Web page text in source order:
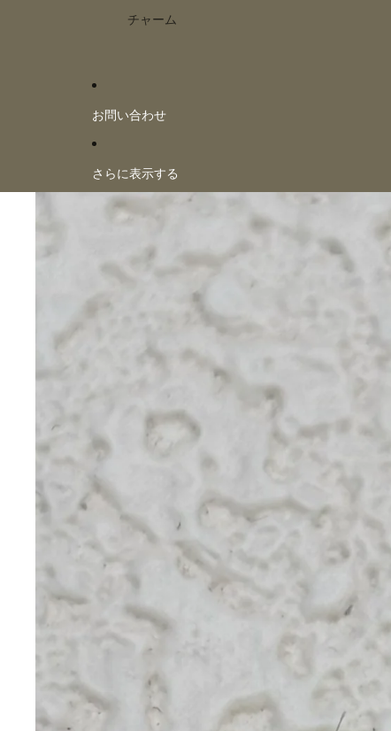
チャーム
お問い合わせ
さらに表示する